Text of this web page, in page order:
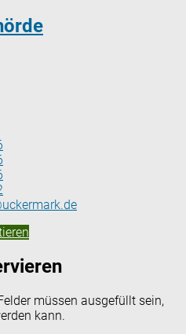
müssen ausgefüllt sein,
kann.